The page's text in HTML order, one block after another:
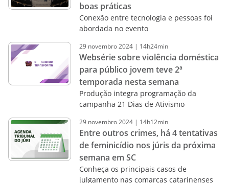
boas práticas
Conexão entre tecnologia e pessoas foi
abordada no evento
29 novembro2024 | 14h24min
Websérie sobre violência doméstica
para público jovem teve 2ª
temporada nesta semana
Produção integra programação da
campanha 21 Dias de Ativismo
29 novembro2024 | 14h12min
Entre outros crimes, há 4 tentativas
de feminicídio nos júris da próxima
semana em SC
Conheça os principais casos de
julgamento nas comarcas catarinenses